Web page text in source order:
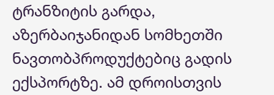
ტრანზიტის გარდა,
აზერბაიჯანიდან სომხეთში
ნავთობპროდუქტებიც გადის
ექსპორტზე. ამ დროისთვის